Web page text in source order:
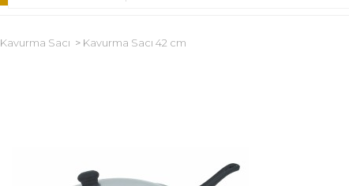
Kavurma Sacı Kavurma Sacı 42 cm